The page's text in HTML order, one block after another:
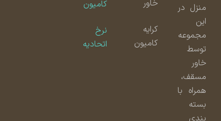
منزل در
مجموعه
توسط
مسقف،
همراه با
بسته
کامیون
کامیون
اتحادیه